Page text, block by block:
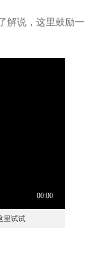
说，这里鼓励一
里试试